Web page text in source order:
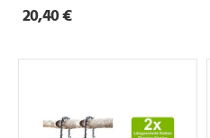
20,40 €